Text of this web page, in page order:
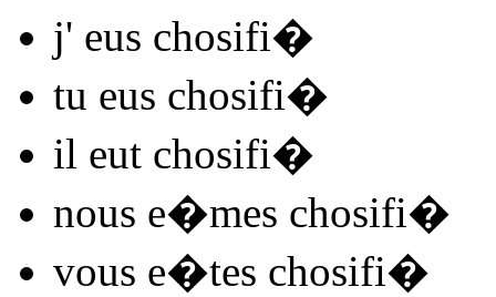
j' eus chosifi�
tu eus chosifi�
il eut chosifi�
nous e�mes chosifi�
vous e�tes chosifi�